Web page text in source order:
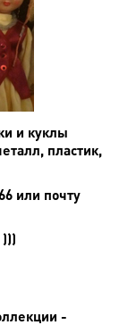
и куклы
пластик,
или почту
-